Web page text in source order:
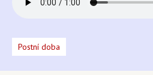
Postní doba